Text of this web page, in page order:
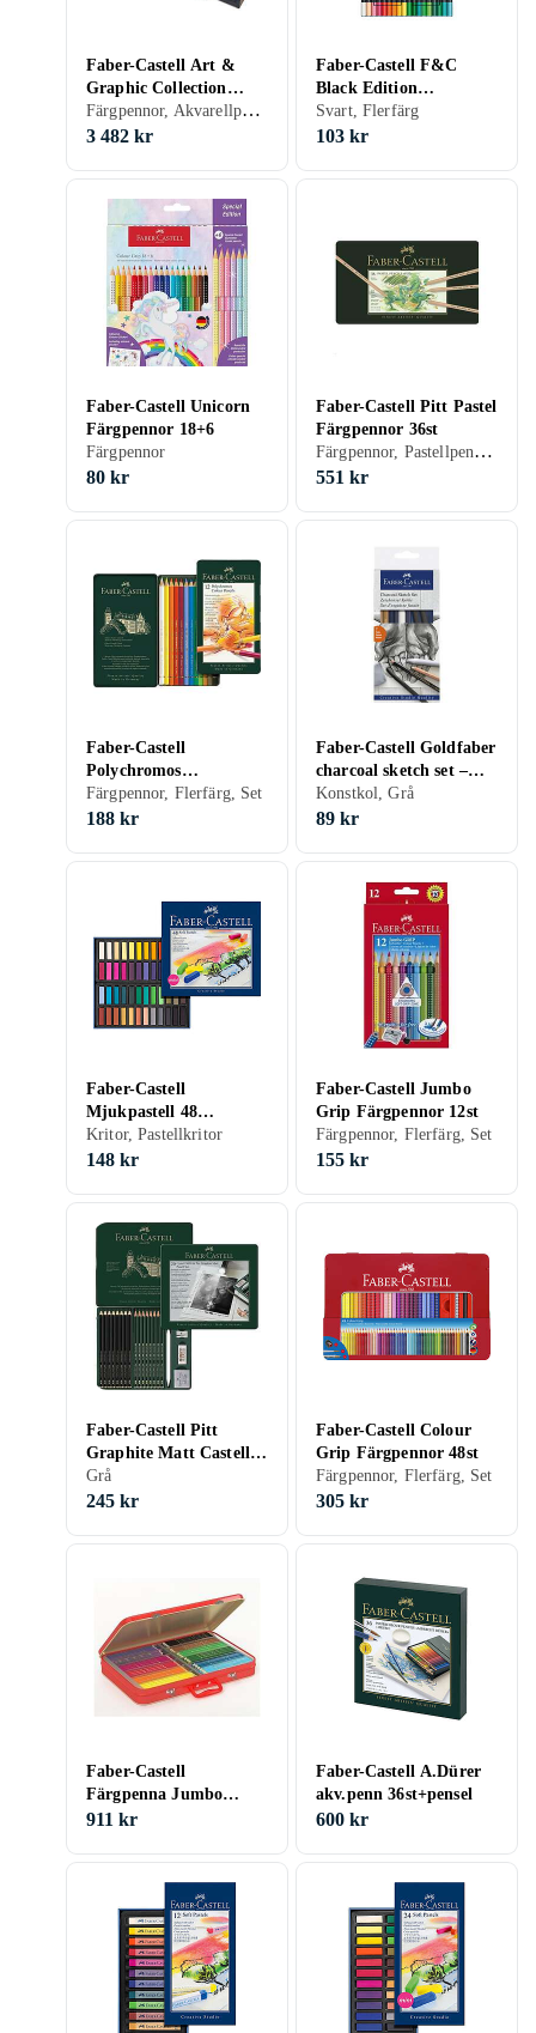
Faber-Castell Art &
Graphic Collection
125st
Färgpennor, Akvarellpennor, Pastellpennor, Flerfärg, Set
3 482 kr
Faber-Castell F&C
Black Edition
Färgpennor 36 färger
Svart, Flerfärg
103 kr
Faber-Castell Unicorn
Färgpennor 18+6
Färgpennor
80 kr
Faber-Castell Pitt Pastel
Färgpennor 36st
Färgpennor, Pastellpennor, Flerfärg, Set
551 kr
Faber-Castell
Polychromos
Färgpennor 12st
Färgpennor, Flerfärg, Set
188 kr
Faber-Castell Goldfaber
charcoal sketch set –
skissa med kol
Konstkol, Grå
89 kr
Faber-Castell
Mjukpastell 48
Halvlängdskritor
Kritor, Pastellkritor
148 kr
Faber-Castell Jumbo
Grip Färgpennor 12st
Färgpennor, Flerfärg, Set
155 kr
Faber-Castell Pitt
Graphite Matt Castell
9000 Set med tillbehör
20 delar
Grå
245 kr
Faber-Castell Colour
Grip Färgpennor 48st
Färgpennor, Flerfärg, Set
305 kr
Faber-Castell
Färgpenna Jumbo
144/FP
911 kr
Faber-Castell A.Dürer
akv.penn 36st+pensel
600 kr